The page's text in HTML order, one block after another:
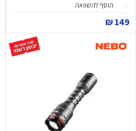
הוסף להשוואה
149 ₪